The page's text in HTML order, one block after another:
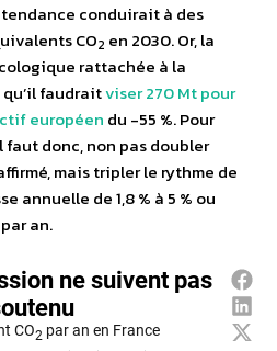
conduirait à des
CO2 en 2030. Or, la
rattachée à la
faudraitviser 270 Mt pour
européen du -55 %. Pour
faut donc, non pas doubler
mais tripler le rythme de
annuelle de 1,8 % à 5 % ou
an.